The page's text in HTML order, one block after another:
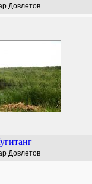
Довлетов
Довлетов